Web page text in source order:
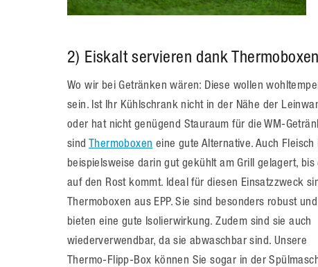
2) Eiskalt servieren dank Thermoboxen
Wo wir bei Getränken wären: Diese wollen
sein. Ist Ihr Kühlschrank nicht in der Nähe der
oder hat nicht genügend Stauraum für die WM-
sind Thermoboxen eine gute Alternative. Auch Fleisch
beispielsweise darin gut gekühlt am Grill gelagert, bis
auf den Rost kommt. Ideal für diesen Einsatzzweck
Thermoboxen aus EPP. Sie sind besonders robust und
bieten eine gute Isolierwirkung. Zudem sind sie auch
wiederverwendbar, da sie abwaschbar sind. Unsere
Thermo-Flipp-Box können Sie sogar in der